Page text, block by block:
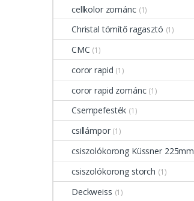
cellkolor zománc (1)
Christal tömítő ragasztó (1)
CMC (1)
coror rapid (1)
coror rapid zománc (1)
Csempefesték (1)
csillámpor (1)
csiszolókorong Küssner 225mm
csiszolókorong storch (1)
Deckweiss (1)